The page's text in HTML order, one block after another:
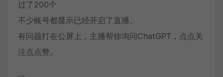
过了200个
不少账号都显示已经开启了直播。
有问题打在公屏上，主播帮你询问ChatGPT，点点关
注点点赞。